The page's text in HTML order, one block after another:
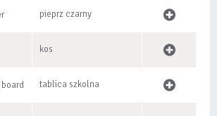
pieprz czarny
kos
tablica szkolna